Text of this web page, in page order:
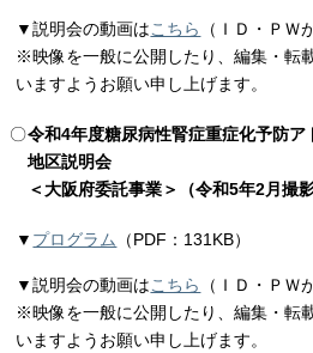
▼説明会の動画はこちら
（ＩＤ・ＰＷ
※映像を一般に公開したり、編集・転
いますようお願い申し上げます。
令和4年度糖尿病性腎症重症化予防ア
地区説明会
＜大阪府委託事業＞（令和5年2月撮影
▼ プログラム （PDF：131KB）
▼説明会の動画はこちら
（ＩＤ・ＰＷ
※映像を一般に公開したり、編集・転
いますようお願い申し上げます。